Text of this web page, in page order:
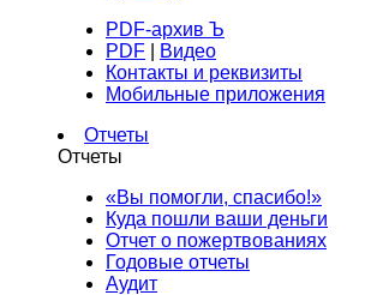
PDF-архив Ъ
PDF
Видео
Контакты и реквизиты
Мобильные приложения
Отчеты
Отчеты
«Вы помогли, спасибо!»
Куда пошли ваши деньги
Отчет о пожертвованиях
Годовые отчеты
Аудит